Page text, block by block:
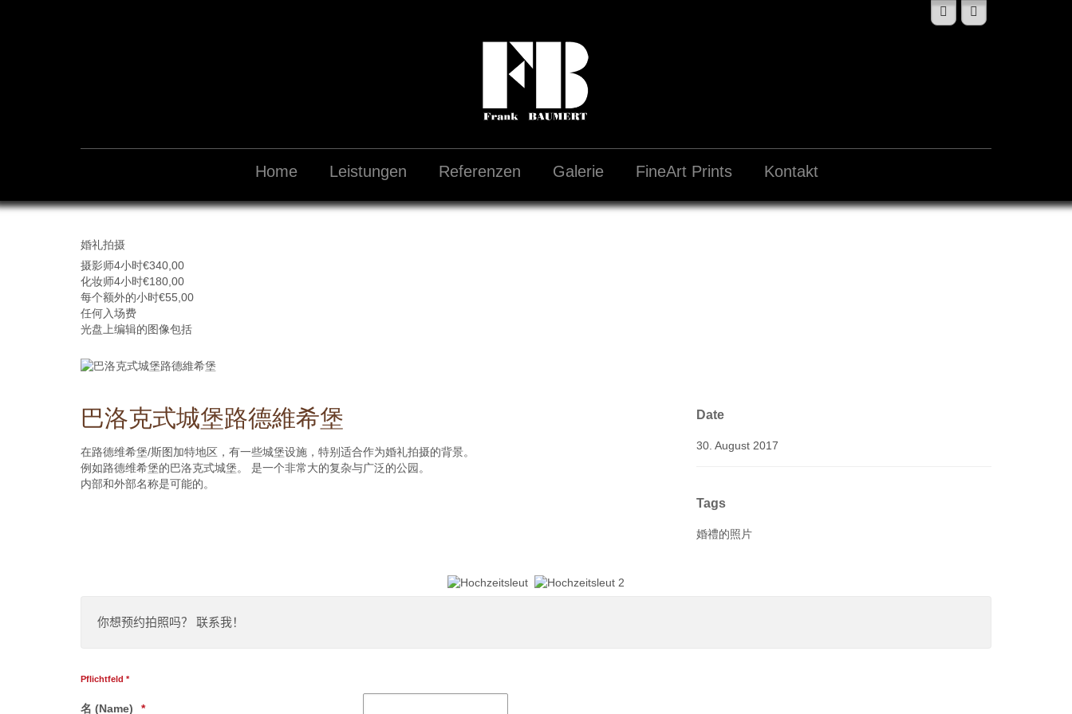
Home Leistungen Referenzen Galerie FineArt Prints Kontakt
婚礼拍摄
摄影师4小时€340,00
化妆师4小时€180,00
每个额外的小时€55,00
任何入场费
光盘上编辑的图像包括
巴洛克式城堡路德維希堡
在路德维希堡/斯图加特地区，有一些城堡设施，特别适合作为婚礼拍摄的背景。
例如路德维希堡的巴洛克式城堡。
是一个非常大的复杂与广泛的公园。
内部和外部名称是可能的。
Date
30. August 2017
Tags
婚禮的照片
你想预约拍照吗？ 联系我！
Pflichtfeld *
名 (Name)